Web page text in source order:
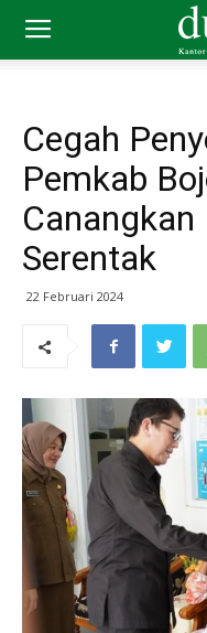
Cegah
Pemkab
Serentak
22 Februari 2024